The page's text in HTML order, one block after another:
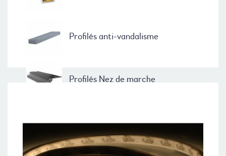
Profilés anti-vandalisme
Profilés Nez de marche